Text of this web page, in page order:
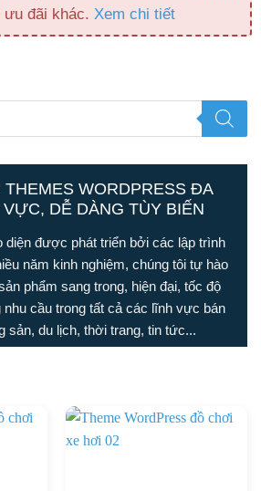
đãi khác. Xem chi tiết
THEMES WORDPRESS ĐA
DỄ DÀNG TÙY BIẾN
diện được phát triển bởi các lập trình
năm kinh nghiệm, chúng tôi tự hào
phẩm sang trong, hiện đại, tốc độ
cầu trong tất cả các lĩnh vực bán
sản, du lịch, thời trang, tin tức...